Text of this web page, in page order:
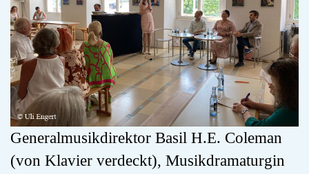
Generalmusikdirektor Basil H.E. Coleman
(von Klavier verdeckt), Musikdramaturgin